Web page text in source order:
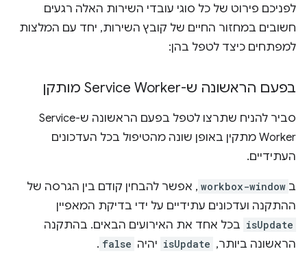
לפניכם פירוט של כל סוגי עובדי השירות האלה רגעים
חשובים במחזור החיים של קובץ השירות, יחד עם המלצות
למפתחים כיצד לטפל בהן:
בפעם הראשונה ש-Service Worker מותקן
סביר להניח שתרצו לטפל בפעם הראשונה ש-Service
Worker מתקין באופן שונה מהטיפול בכל העדכונים
העתידיים.
ב workbox-window , אפשר להבחין קודם בין הגרסה של
ההתקנה ועדכונים עתידיים על ידי בדיקת המאפיין
isUpdate בכל אחד את האירועים הבאים. בהתקנה
הראשונה ביותר, isUpdate יהיה false
.